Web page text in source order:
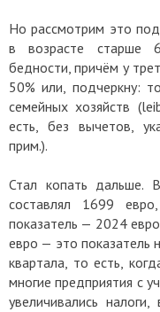
Но рассмотрим это
в возрасте старше
бедности, причём у
50% или, подчеркну:
семейных хозяйств
есть, без вычетов,
прим.).
Стал копать дальше.
составлял 1699
показатель — 2024
евро — это показатель
квартала, то есть,
многие предприятия с
увеличивались